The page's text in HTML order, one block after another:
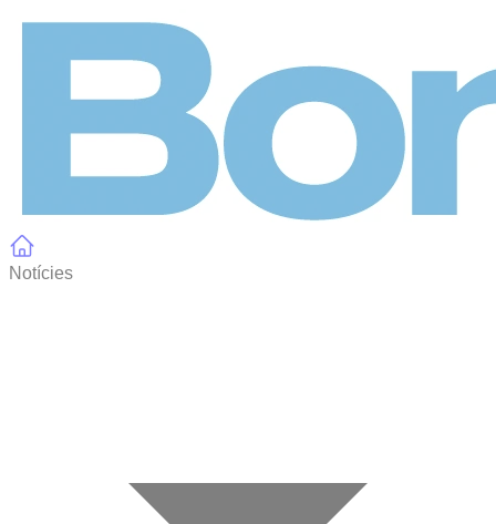
Notícies